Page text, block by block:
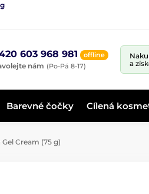
603 968 981 offline
nám (Po-Pá 8-17)
a
Barevné čočky Cílená
Cream (75 g)